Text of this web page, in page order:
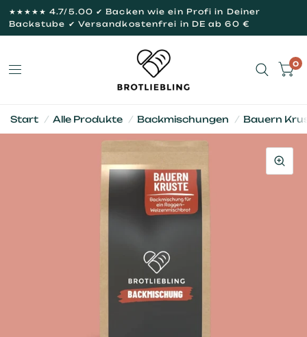
★★★★★ 4.7/5.00 ✔ Backen wie ein Profi in Deiner
Backstube ✔ Versandkostenfrei in DE ab 60 €
0
Start / Alle Produkte / Backmischungen / Bauern